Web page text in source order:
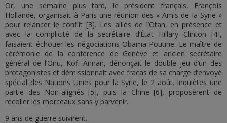
Or, une semaine plus tard, le président français, François
Hollande, organisait à Paris une réunion des « Amis de la Syrie »
pour relancer le conflit [3]. Les alliés de l’Otan, en présence et
avec la complicité de la secrétaire d’État Hillary Clinton [4],
faisaient échouer les négociations Obama-Poutine. Le maître de
cérémonie de la conférence de Genève et ancien secrétaire
général de l’Onu, Kofi Annan, dénonçait le double jeu d’un des
protagonistes et démissionnait avec fracas de sa charge d’envoyé
spécial des Nations Unies pour la Syrie, le 2 août. Inquiètes une
partie des Non-alignés [5], puis la Chine [6], proposèrent de
recoller les morceaux sans y parvenir.
9 ans de guerre suivirent.